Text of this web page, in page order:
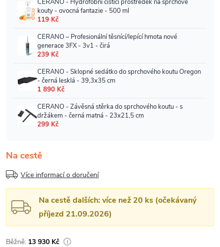
Na cestě
Více informací o doručení
Na cestě dalších: více než 20 ks (očekávaný
příjezd 21.09.2026)
13 930 Kč